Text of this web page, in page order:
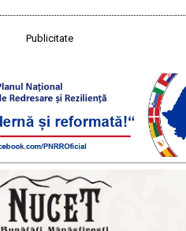
Publicitate